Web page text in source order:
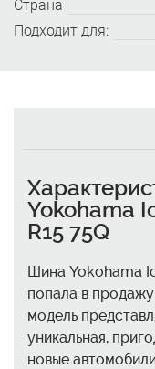
Страна
Подходит для:
Yokohama
R15 75Q
Шина Yokohama
попала в продажу
модель
уникальная,
новые